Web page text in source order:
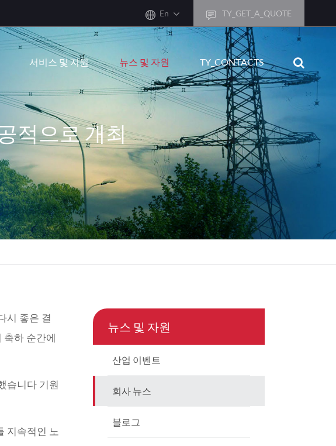
En
English
한국어
français
Deutsch
Español
русский
português
TY_GET_A_QUOTE
서비스 및 지원 뉴스 및 자원 TY_CONTACTS
적으로 개최
시 좋은 결
축하 순간에
습니다 기원
지속적인 노
뉴스 및 자원
산업 이벤트
회사 뉴스
블로그